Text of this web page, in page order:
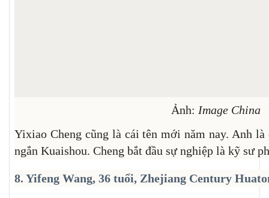
Ảnh: Image China
Yixiao Cheng cũng là cái tên mới năm nay. Anh là
ngắn Kuaishou. Cheng bắt đầu sự nghiệp là kỹ sư
8. Yifeng Wang, 36 tuổi, Zhejiang Century